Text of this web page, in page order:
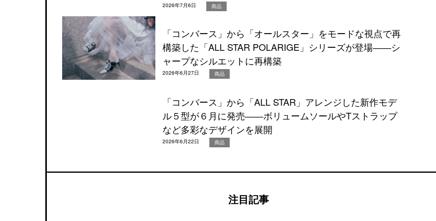
2026年7月6日 商品
「コンバース」から「オールスター」をモードな視点で再
構築した「ALL STAR POLARIGE」シリーズが登場――シ
ャープなシルエットに再構築
2026年6月27日 商品
「コンバース」から「ALL STAR」アレンジした新作モデ
ル５型が６月に発売――ボリュームソールやTストラップ
など多彩なデザインを展開
2026年6月22日 商品
注目記事